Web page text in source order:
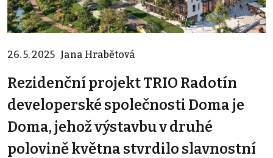
26. 5. 2025 Jana Hrabětová
Rezidenční projekt TRIO Radotín
developerské společnosti Doma je
Doma, jehož výstavbu v druhé
polovině května stvrdilo slavnostní